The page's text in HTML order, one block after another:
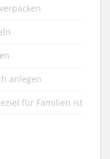
anlegen
für Familien ist